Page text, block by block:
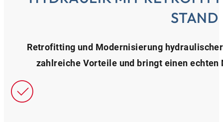
STAND
Retrofitting und Modernisierung
zahlreiche Vorteile und bringt einen